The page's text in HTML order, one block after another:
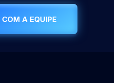
A EQUIPE